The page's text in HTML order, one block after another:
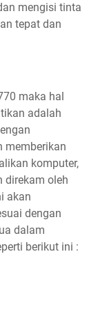
mengisi tinta
tepat dan
maka hal
adalah
memberikan
komputer,
direkam oleh
akan
dengan
dalam
berikut ini :